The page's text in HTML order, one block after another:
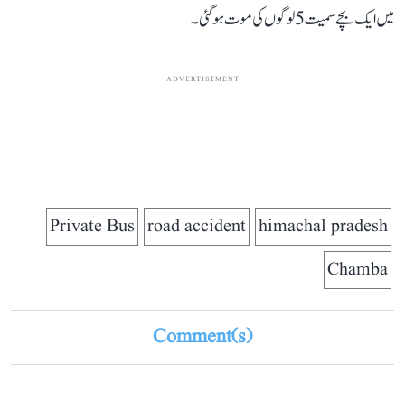
میں ایک بچے سمیت 5 لوگوں کی موت ہو گئی۔
ADVERTISEMENT
himachal pradesh
road accident
Private Bus
Chamba
Comment(s)